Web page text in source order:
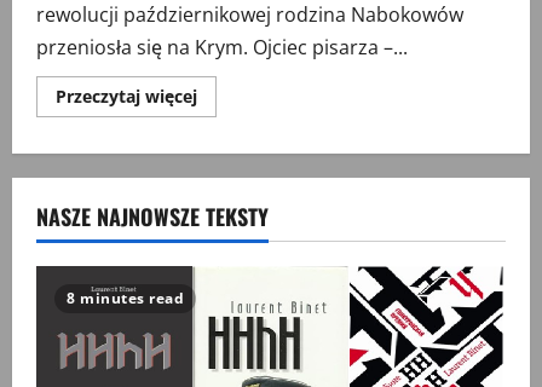
rewolucji październikowej rodzina Nabokowów
przeniosła się na Krym. Ojciec pisarza –...
Przeczytaj więcejPrzeczytaj
więcej
NASZE NAJNOWSZE TEKSTY
8 minutes read